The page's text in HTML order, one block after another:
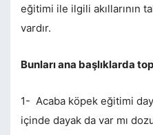
eğitimi ile ilgili akıllarının
vardır.
Bunları ana başlıklarda
1- Acaba köpek eğitimi
içinde dayak da var mı